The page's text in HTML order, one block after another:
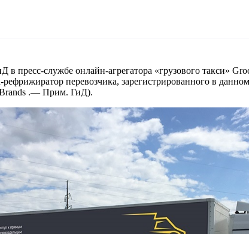
пресс-службе онлайн-агрегатора «грузового такси»
перевозчика, зарегистрированного в
.— Прим. ГиД).